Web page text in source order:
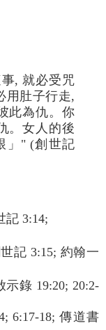
, 就必受咒
用肚子行走,
此為仇。你
。女人的後
」" (創世記
3:14;
記 3:15; 約翰一
錄 19:20; 20:2-
6:17-18; 傳道書